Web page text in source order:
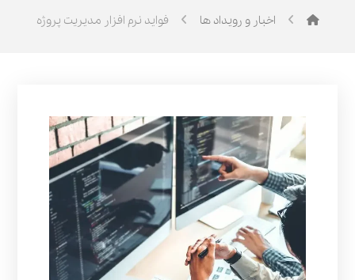
اخبار و رویداد ها فواید نرم‌ افزار مدیریت پروژه